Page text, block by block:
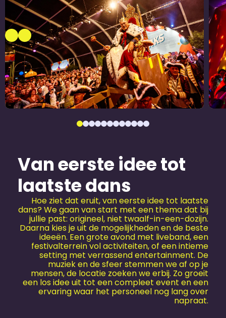
Kemkens 175 jaar
Van eerste idee tot
laatste dans
Hoe ziet dat eruit, van eerste idee tot laatste
dans? We gaan van start met een thema dat bij
jullie past: origineel, niet twaalf-in-een-dozijn.
Daarna kies je uit de mogelijkheden en de beste
ideeën. Een grote avond met liveband, een
festivalterrein vol activiteiten, of een intieme
setting met verrassend entertainment. De
muziek en de sfeer stemmen we af op je
mensen, de locatie zoeken we erbij. Zo groeit
een los idee uit tot een compleet event en een
ervaring waar het personeel nog lang over
napraat.